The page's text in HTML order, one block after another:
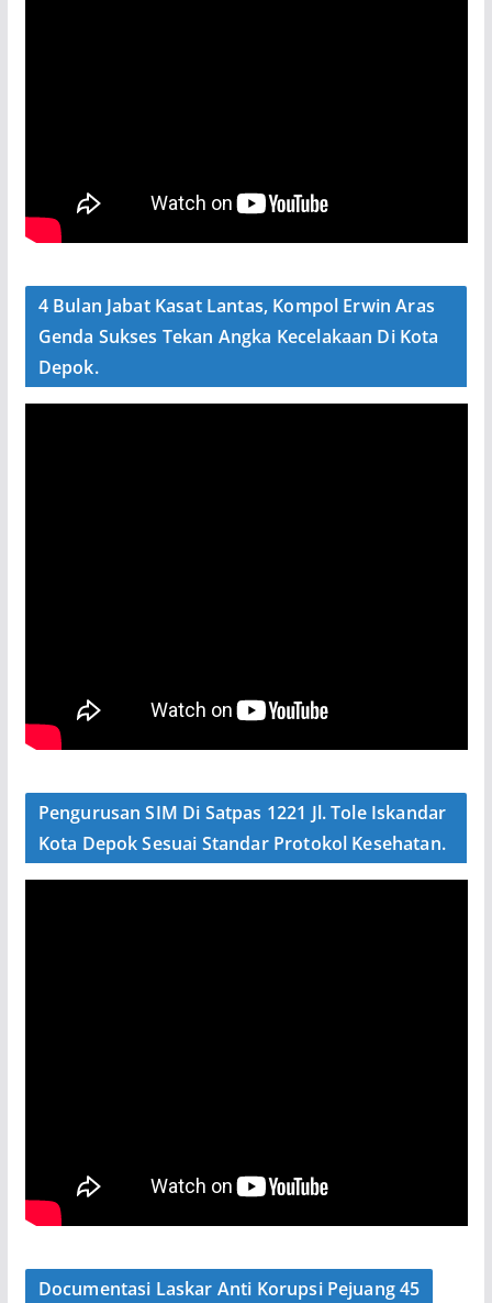
4 Bulan Jabat Kasat Lantas, Kompol Erwin Aras
Genda Sukses Tekan Angka Kecelakaan Di Kota
Depok.
Pengurusan SIM Di Satpas 1221 Jl. Tole Iskandar
Kota Depok Sesuai Standar Protokol Kesehatan.
Documentasi Laskar Anti Korupsi Pejuang 45